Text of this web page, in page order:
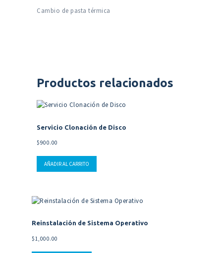
Cambio de pasta térmica
Productos relacionados
Servicio Clonación de Disco
$900.00
AÑADIR AL CARRITO
Reinstalación de Sistema Operativo
$1,000.00